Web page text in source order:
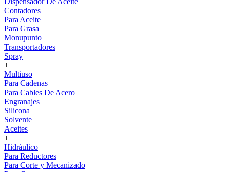
Contadores
Para Aceite
Para Grasa
Monupunto
Transportadores
Spray
+
Multiuso
Para Cadenas
Para Cables De Acero
Engranajes
Silicona
Solvente
Aceites
+
Hidráulico
Para Reductores
Para Corte y Mecanizado